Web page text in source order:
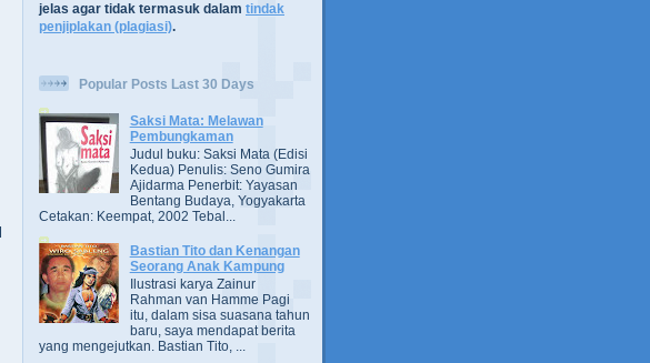
jelas agar tidak termasuk dalam tindak
penjiplakan (plagiasi).
Popular Posts Last 30 Days
Saksi Mata: Melawan
Pembungkaman
Judul buku: Saksi Mata (Edisi
Kedua) Penulis: Seno Gumira
Ajidarma Penerbit: Yayasan
Bentang Budaya, Yogyakarta
Cetakan: Keempat, 2002 Tebal...
Bastian Tito dan Kenangan
Seorang Anak Kampung
Ilustrasi karya Zainur
Rahman van Hamme Pagi
itu, dalam sisa suasana tahun
baru, saya mendapat berita
yang mengejutkan. Bastian Tito, ...